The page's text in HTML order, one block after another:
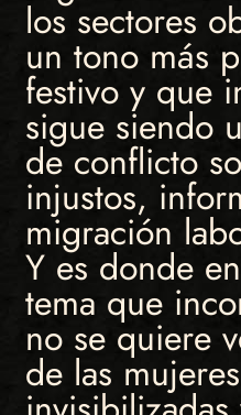
los sectores
un tono más
festivo y que
sigue siendo
de conflicto
injustos,
migración
Y es donde
tema que
no se quiere
de las